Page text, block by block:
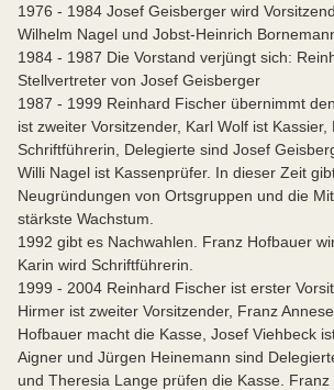
1976 - 1984 Josef Geisberger wird
Wilhelm Nagel und Jobst-Heinrich
1984 - 1987 Die Vorstand verjüngt sich:
Stellvertreter von Josef Geisberger
1987 - 1999 Reinhard Fischer übernimmt
ist zweiter Vorsitzender, Karl Wolf ist
Schriftführerin, Delegierte sind Josef
Willi Nagel ist Kassenprüfer. In dieser Zeit
Neugründungen von Ortsgruppen und die
stärkste Wachstum.
1992 gibt es Nachwahlen. Franz Hofbauer
Karin wird Schriftführerin.
1999 - 2004 Reinhard Fischer ist erster
Hirmer ist zweiter Vorsitzender, Franz
Hofbauer macht die Kasse, Josef Viehbeck
Aigner und Jürgen Heinemann sind
und Theresia Lange prüfen die Kasse.